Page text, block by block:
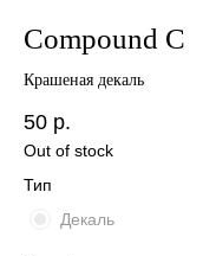
Compound C
Крашеная декаль
50 р.
Out of stock
Тип
Декаль